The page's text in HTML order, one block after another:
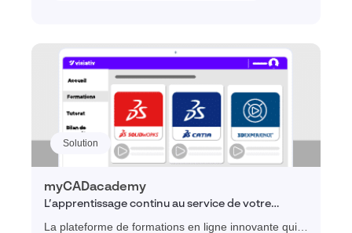
Solution
myCADacademy
L’apprentissage continu au service de votre
expertise CAO
La plateforme de formations en ligne innovante qui